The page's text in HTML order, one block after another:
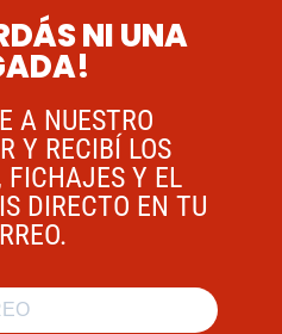
NI UNA
A NUESTRO
Y RECIBÍ LOS
FICHAJES Y EL
DIRECTO EN TU